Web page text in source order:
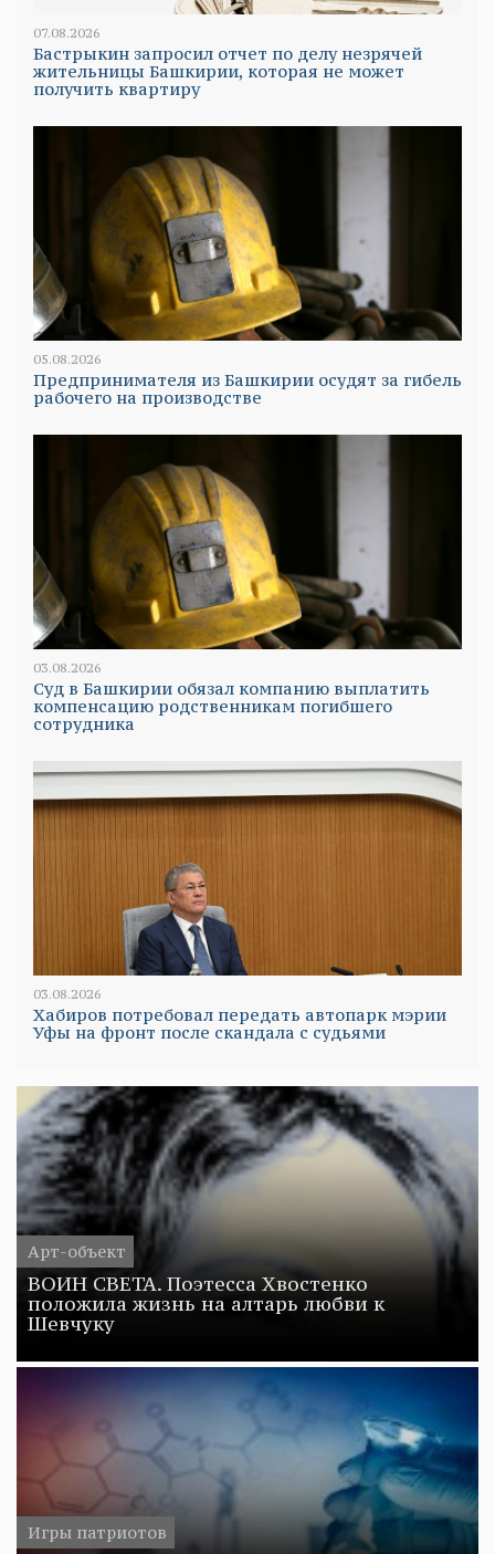
07.08.2026
Бастрыкин запросил отчет по делу незрячей
жительницы Башкирии, которая не может
получить квартиру
05.08.2026
Предпринимателя из Башкирии осудят за гибель
рабочего на производстве
03.08.2026
Суд в Башкирии обязал компанию выплатить
компенсацию родственникам погибшего
сотрудника
03.08.2026
Хабиров потребовал передать автопарк мэрии
Уфы на фронт после скандала с судьями
Арт-объект
ВОИН СВЕТА. Поэтесса Хвостенко
положила жизнь на алтарь любви к
Шевчуку
Игры патриотов